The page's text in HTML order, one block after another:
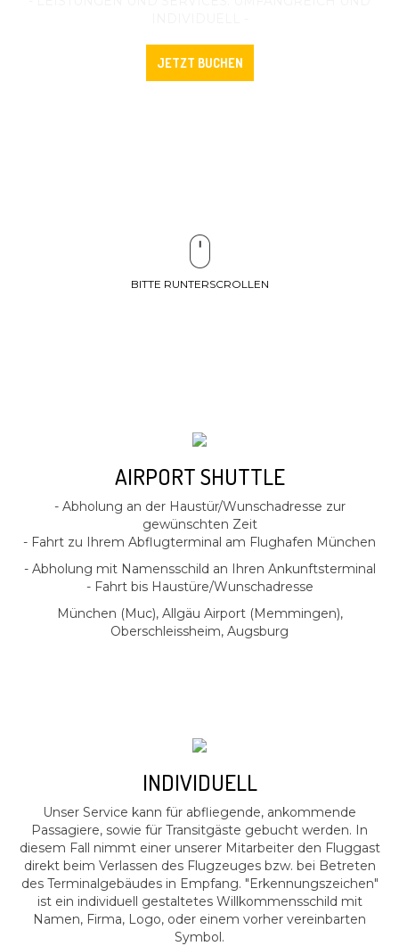
JETZT BUCHEN
BITTE RUNTERSCROLLEN
AIRPORT SHUTTLE
- Abholung an der Haustür/Wunschadresse zur
gewünschten Zeit
- Fahrt zu Ihrem Abflugterminal am Flughafen München
- Abholung mit Namensschild an Ihren Ankunftsterminal
- Fahrt bis Haustüre/Wunschadresse
München (Muc), Allgäu Airport (Memmingen),
Oberschleissheim, Augsburg
INDIVIDUELL
Unser Service kann für abfliegende, ankommende
Passagiere, sowie für Transitgäste gebucht werden. In
diesem Fall nimmt einer unserer Mitarbeiter den Fluggast
direkt beim Verlassen des Flugzeuges bzw. bei Betreten
des Terminalgebäudes in Empfang. "Erkennungszeichen"
ist ein individuell gestaltetes Willkommensschild mit
Namen, Firma, Logo, oder einem vorher vereinbarten
Symbol.